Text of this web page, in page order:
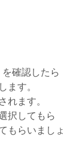
確認したら
ます。
れます。
択してもら
もらいましょ